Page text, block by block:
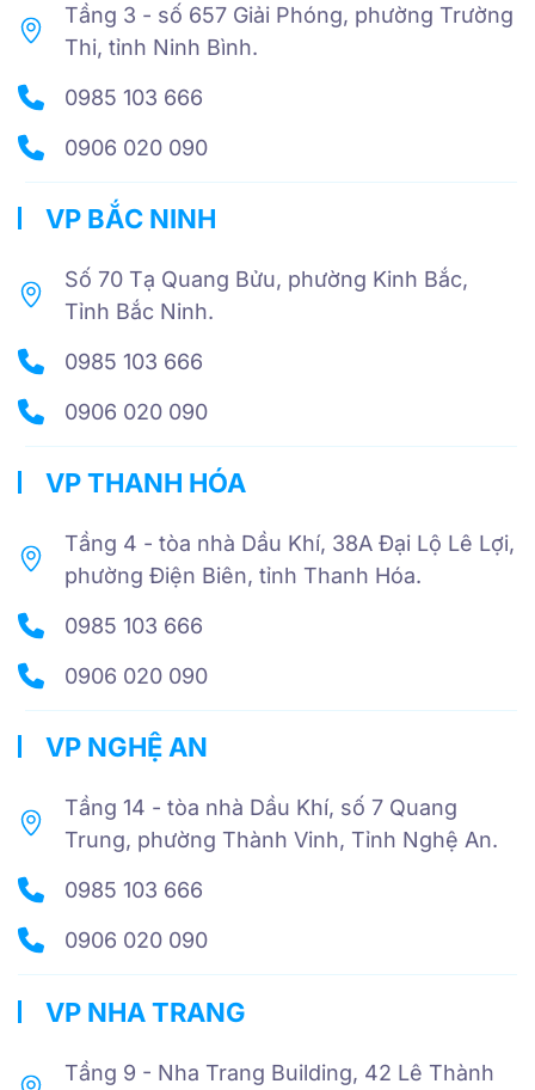
Tầng 3 - số 657 Giải Phóng, phường Trường
Thi, tỉnh Ninh Bình.
0985 103 666
0906 020 090
VP BẮC NINH
Số 70 Tạ Quang Bửu, phường Kinh Bắc,
Tỉnh Bắc Ninh.
0985 103 666
0906 020 090
VP THANH HÓA
Tầng 4 - tòa nhà Dầu Khí, 38A Đại Lộ Lê Lợi,
phường Điện Biên, tỉnh Thanh Hóa.
0985 103 666
0906 020 090
VP NGHỆ AN
Tầng 14 - tòa nhà Dầu Khí, số 7 Quang
Trung, phường Thành Vinh, Tỉnh Nghệ An.
0985 103 666
0906 020 090
VP NHA TRANG
Tầng 9 - Nha Trang Building, 42 Lê Thành